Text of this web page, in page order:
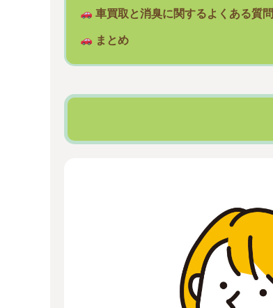
車買取と消臭に関するよくある質問
まとめ